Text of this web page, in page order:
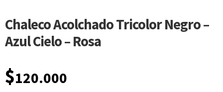
Chaleco Acolchado Tricolor Negro –
Azul Cielo – Rosa
$120.000